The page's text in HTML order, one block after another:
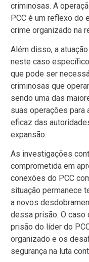
criminosas. A
PCC é um reflexo do
crime organizado na
Além disso, a
neste caso
que pode ser
criminosas que
sendo uma das
suas operações para
eficaz das
expansão.
As investigações
comprometida em
conexões do PCC
situação permanece
a novos
dessa prisão. O caso
prisão do líder do
organizado e os
segurança na luta